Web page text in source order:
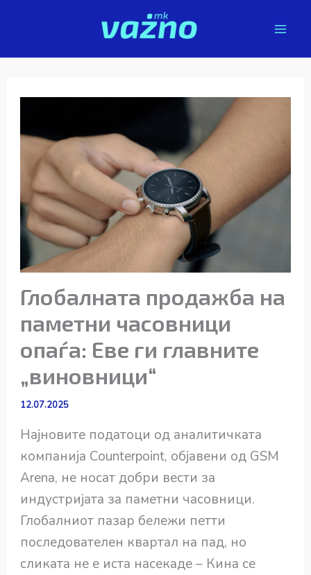
Глобалната продажба на
паметни часовници
опаѓа: Еве ги главните
„виновници“
12.07.2025
Најновите податоци од аналитичката
компанија Counterpoint, објавени од GSM
Arena, не носат добри вести за
индустријата за паметни часовници.
Глобалниот пазар бележи петти
последователен квартал на пад, но
сликата не е иста насекаде – Кина се